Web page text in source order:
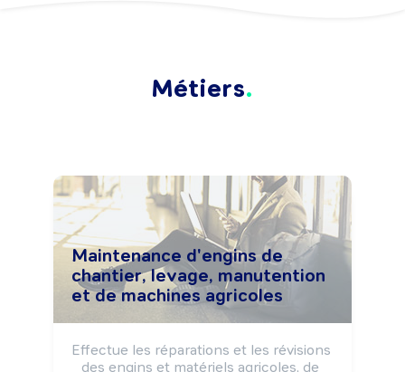
Métiers
Maintenance d'engins de
chantier, levage, manutention
et de machines agricoles
Effectue les réparations et les révisions
des engins et matériels agricoles, de